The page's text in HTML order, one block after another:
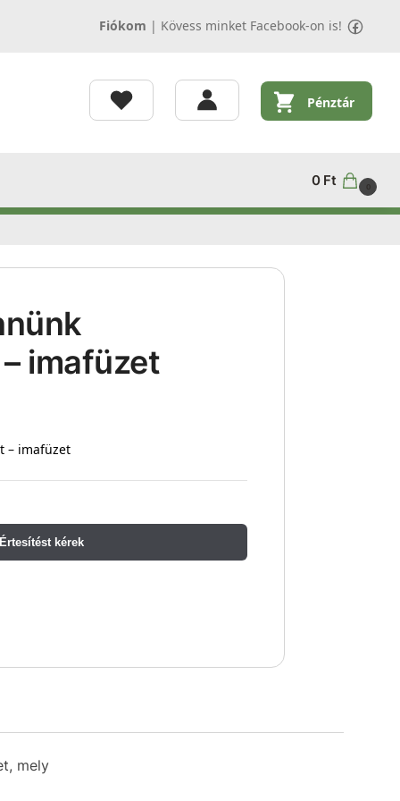
Fiókom | Kövess minket Facebook-on is!
Pénztár
0 Ft 0
imafüzet
– imafüzet
kérek
mely